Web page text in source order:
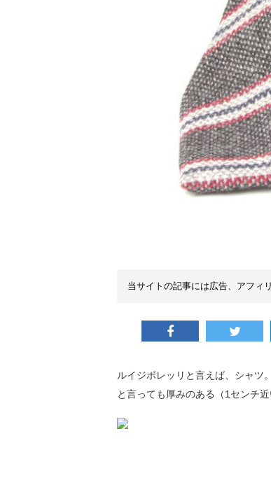
当サイトの記事には広告、アフィ
ルイジボレッリと言えば、シャツ
と言っても厚みのある（1センチ